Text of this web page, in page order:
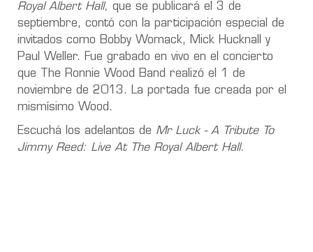
Royal Albert Hall, que se publicará el 3 de
septiembre, contó con la participación especial de
invitados como Bobby Womack, Mick Hucknall y
Paul Weller. Fue grabado en vivo en el concierto
que The Ronnie Wood Band realizó el 1 de
noviembre de 2013. La portada fue creada por el
mismísimo Wood.
Escuchá los adelantos de Mr Luck - A Tribute To
Jimmy Reed: Live At The Royal Albert Hall.